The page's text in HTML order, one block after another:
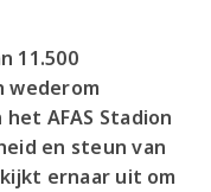
11.500
wederom
AFAS Stadion
en steun van
ernaar uit om